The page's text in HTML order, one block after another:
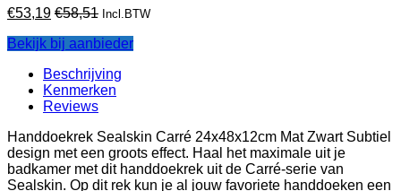
€53,19 €58,51 Incl.BTW
Bekijk bij aanbieder
Beschrijving
Kenmerken
Reviews
Handdoekrek Sealskin Carré 24x48x12cm Mat Zwart Subtiel
design met een groots effect. Haal het maximale uit je
badkamer met dit handdoekrek uit de Carré-serie van
Sealskin. Op dit rek kun je al jouw favoriete handdoeken een